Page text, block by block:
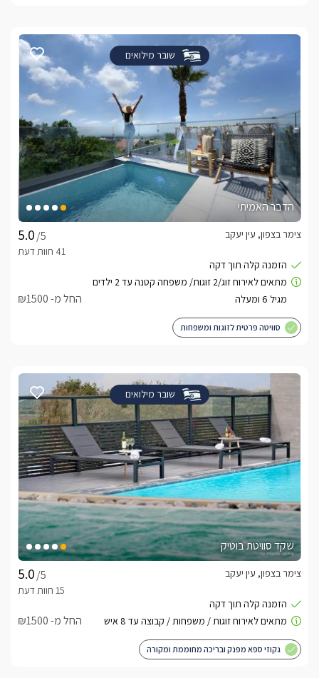
שובר מילואים
הדבר האמיתי
/5
צימר בצפון, עין יעקב
החל מ- ₪1500
סוויטה פרטית לזוגות ומשפחות
שובר מילואים
שקד סוויטת בוטיק
/5
צימר בצפון, עין יעקב
החל מ- ₪1500
גקוזי ספא מפנק ובריכה מחוממת ומקורה